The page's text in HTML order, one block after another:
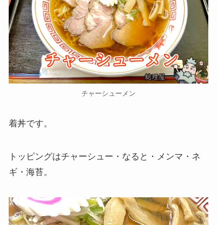
チャーシューメン
着丼です。
トッピングはチャーシュー・なると・メンマ・ネ
ギ・海苔。